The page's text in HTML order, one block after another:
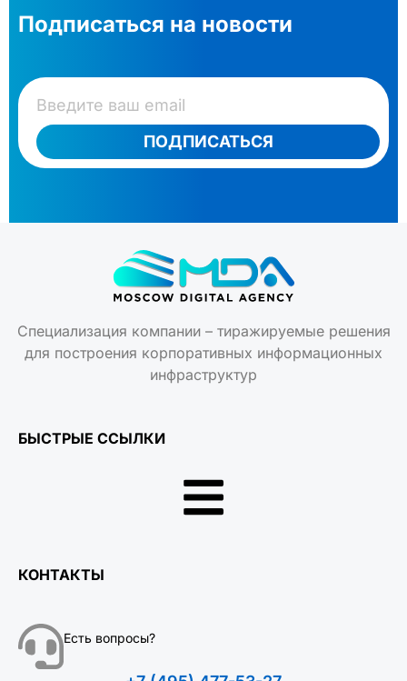
Подписаться на новости
ПОДПИСАТЬСЯ
Специализация компании – тиражируемые решения
для построения корпоративных информационных
инфраструктур
БЫСТРЫЕ ССЫЛКИ
КОНТАКТЫ
Есть вопросы?